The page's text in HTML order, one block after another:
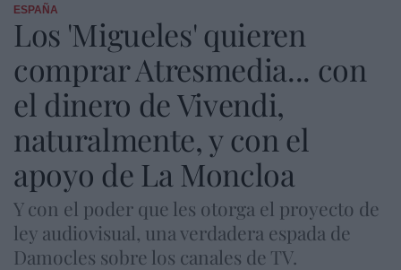
ESPAÑA
Los 'Migueles' quieren
comprar Atresmedia... con
el dinero de Vivendi,
naturalmente, y con el
apoyo de La Moncloa
Y con el poder que les otorga el proyecto de
ley audiovisual, una verdadera espada de
Damocles sobre los canales de TV.